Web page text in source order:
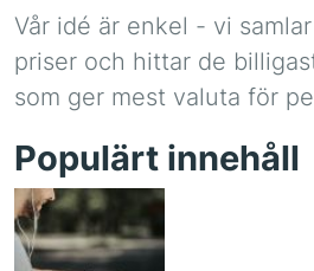
Vår idé är enkel - vi
priser och hittar de
som ger mest valuta för
Populärt innehåll